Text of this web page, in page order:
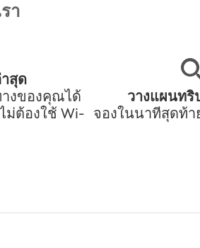
า
สุด
งของคุณได้
ม่ต้องใช้ Wi-
วางแผนทริ
จองในนาทีสุดท้า